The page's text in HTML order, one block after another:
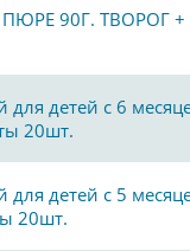
90Г. ТВОРОГ +
детей с 6
20шт.
детей с 5
20шт.